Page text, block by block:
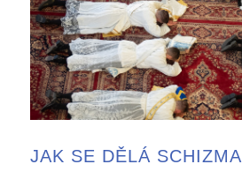
JAK SE DĚLÁ SCHIZMA